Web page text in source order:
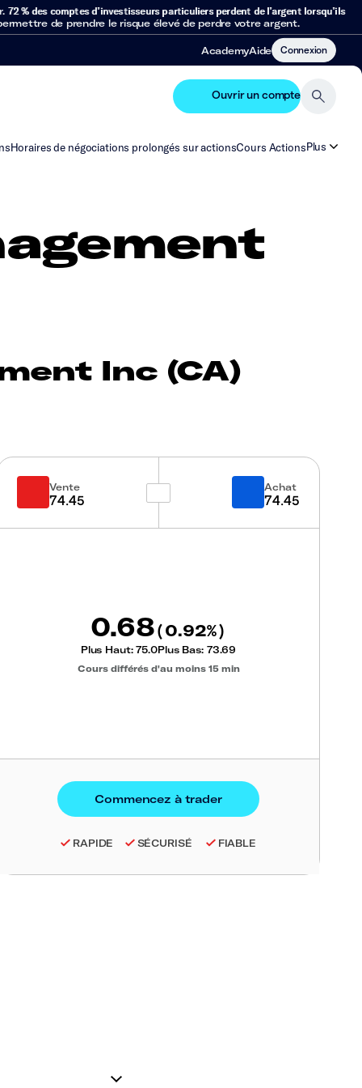
72 % des comptes d’investisseurs particuliers perdent de l’argent lorsqu’ils
de prendre le risque élevé de perdre votre argent.
AcademyAide Connexion
Ouvrir un compte
Horaires de négociations prolongés sur actionsCours ActionsPlus
Inc (CA)
Vente
74.45
Achat
74.45
0.68(0.92%)
Plus Haut:75.0Plus Bas: 73.69
Cours différés d'au moins 15 min
RAPIDE SÉCURISÉ FIABLE